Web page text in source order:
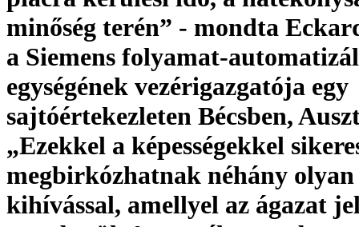
minőség terén” - mondta
a Siemens folyamat-
egységének vezérigazgatója egy
sajtóértekezleten Bécsben,
„Ezekkel a képességekkel
megbirkózhatnak néhány olyan
kihívással, amellyel az ágazat